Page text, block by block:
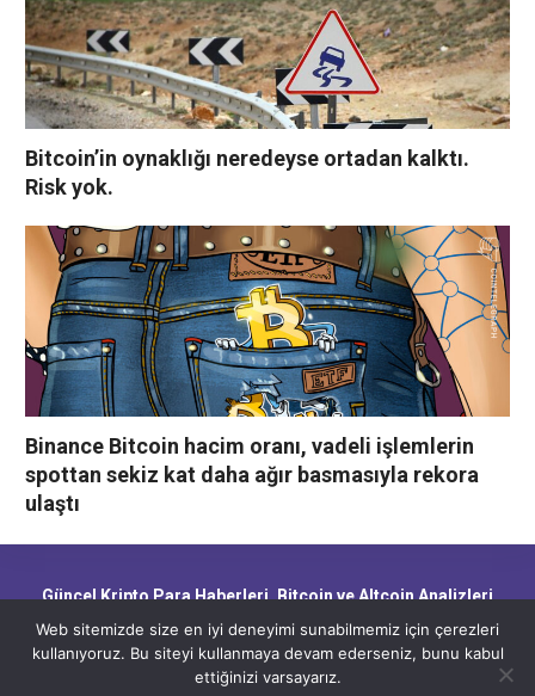
Bitcoin’in oynaklığı neredeyse ortadan kalktı.
Risk yok.
Binance Bitcoin hacim oranı, vadeli işlemlerin
spottan sekiz kat daha ağır basmasıyla rekora
ulaştı
Güncel Kripto Para Haberleri, Bitcoin ve Altcoin Analizleri,
Blockchain Gelişmeleri ve Piyasa Trendleri
CryptoHaber.net - Güncel Kripto Para Haberleri, Bitcoin ve Altcoin
Web sitemizde size en iyi deneyimi sunabilmemiz için çerezleri
kullanıyoruz. Bu siteyi kullanmaya devam ederseniz, bunu kabul
ettiğinizi varsayarız.